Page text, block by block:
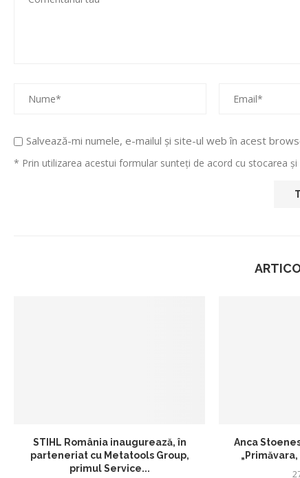
Salvează-mi numele, e-mailul și site-ul web în acest
* Prin utilizarea acestui formular sunteți de acord cu stocarea
STIHL România inaugurează, în
parteneriat cu Metatools Group,
primul Service...
Anca